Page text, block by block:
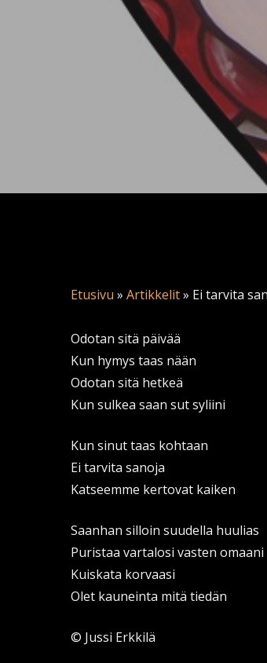
Etusivu » Artikkelit» Ei tarvita
Odotan sitä päivää
Kun hymys taas nään
Odotan sitä hetkeä
Kun sulkea saan sut syliini
Kun sinut taas kohtaan
Ei tarvita sanoja
Katseemme kertovat kaiken
Saanhan silloin suudella huulias
Puristaa vartalosi vasten omaani
Kuiskata korvaasi
Olet kauneinta mitä tiedän
© Jussi Erkkilä